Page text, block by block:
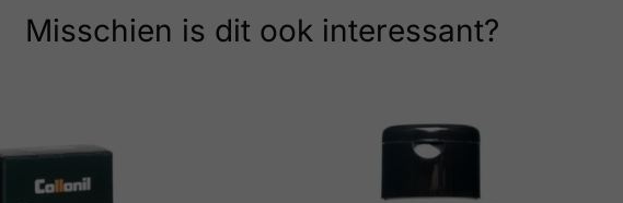
Misschien is dit ook interessant?